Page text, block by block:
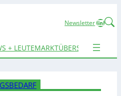
Newsletter
+ LEUTEMARKTÜBERSICHTEN